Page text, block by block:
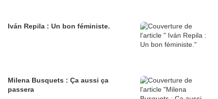
Iván Repila : Un bon féministe.
Milena Busquets : Ça aussi ça
passera